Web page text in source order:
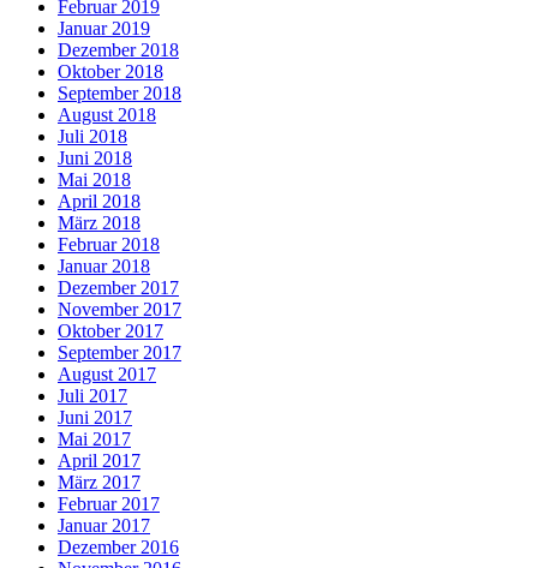
Februar 2019
Januar 2019
Dezember 2018
Oktober 2018
September 2018
August 2018
Juli 2018
Juni 2018
Mai 2018
April 2018
März 2018
Februar 2018
Januar 2018
Dezember 2017
November 2017
Oktober 2017
September 2017
August 2017
Juli 2017
Juni 2017
Mai 2017
April 2017
März 2017
Februar 2017
Januar 2017
Dezember 2016